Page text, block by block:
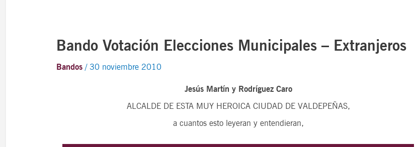
Bando Votación Elecciones Municipales – Extranjeros
Bandos / 30 noviembre 2010
Jesús Martín y Rodríguez Caro
ALCALDE DE ESTA MUY HEROICA CIUDAD DE VALDEPEÑAS,
a cuantos esto leyeran y entendieran,